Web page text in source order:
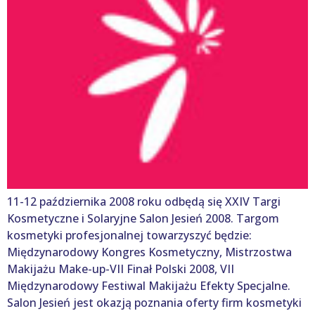
11-12 października 2008 roku odbędą się XXIV Targi
Kosmetyczne i Solaryjne Salon Jesień 2008. Targom
kosmetyki profesjonalnej towarzyszyć będzie:
Międzynarodowy Kongres Kosmetyczny, Mistrzostwa
Makijażu Make-up-VII Finał Polski 2008, VII
Międzynarodowy Festiwal Makijażu Efekty Specjalne.
Salon Jesień jest okazją poznania oferty firm kosmetyki